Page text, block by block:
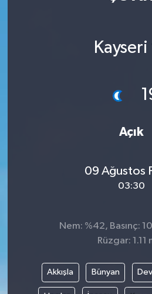
Kayseri
Açık
09 Ağustos
03:30
Nem: %42, Basınç:
Rüzgar: 1.11
Akkışla Bünyan